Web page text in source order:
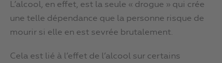
L’alcool, en effet, est la seule « drogue » qui crée
une telle dépendance que la personne risque de
mourir si elle en est sevrée brutalement.
Cela est lié à l’effet de l’alcool sur certains